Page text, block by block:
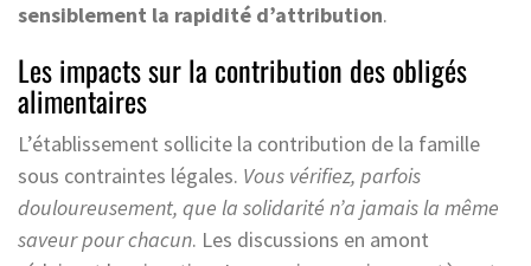
sensiblement la rapidité d’attribution.
Les impacts sur la contribution des obligés
alimentaires
L’établissement sollicite la contribution de la famille
sous contraintes légales. Vous vérifiez, parfois
douloureusement, que la solidarité n’a jamais la même
saveur pour chacun. Les discussions en amont